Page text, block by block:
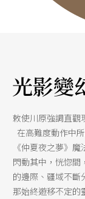
光影變
敕使川原強調直觀
在高難度動作中
《仲夏夜之夢》
閃動其中，恍惚間
的邊際、疆域不斷
那始終遊移不定的